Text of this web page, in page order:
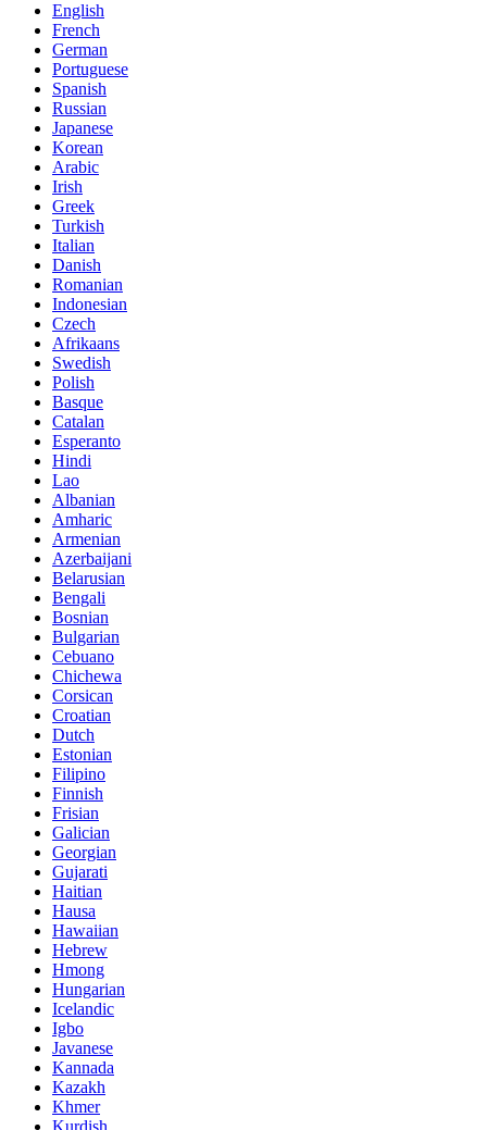
English
French
German
Portuguese
Spanish
Russian
Japanese
Korean
Arabic
Irish
Greek
Turkish
Italian
Danish
Romanian
Indonesian
Czech
Afrikaans
Swedish
Polish
Basque
Catalan
Esperanto
Hindi
Lao
Albanian
Amharic
Armenian
Azerbaijani
Belarusian
Bengali
Bosnian
Bulgarian
Cebuano
Chichewa
Corsican
Croatian
Dutch
Estonian
Filipino
Finnish
Frisian
Galician
Georgian
Gujarati
Haitian
Hausa
Hawaiian
Hebrew
Hmong
Hungarian
Icelandic
Igbo
Javanese
Kannada
Kazakh
Khmer